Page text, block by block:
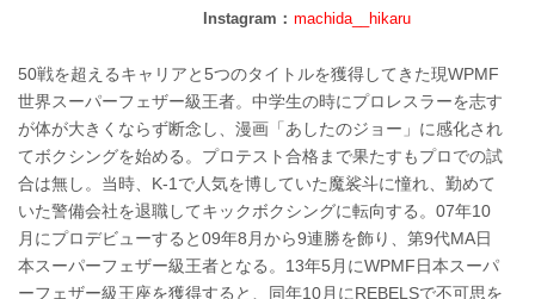
Instagram： machida__hikaru
50戦を超えるキャリアと5つのタイトルを獲得してきた現WPMF
世界スーパーフェザー級王者。中学生の時にプロレスラーを志す
が体が大きくならず断念し、漫画「あしたのジョー」に感化され
てボクシングを始める。プロテスト合格まで果たすもプロでの試
合は無し。当時、K-1で人気を博していた魔裟斗に憧れ、勤めて
いた警備会社を退職してキックボクシングに転向する。07年10
月にプロデビューすると09年8月から9連勝を飾り、第9代MA日
本スーパーフェザー級王者となる。13年5月にWPMF日本スーパ
ーフェザー級王座を獲得すると、同年10月にREBELSで不可思を